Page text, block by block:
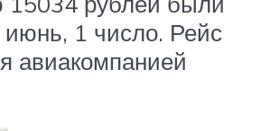
1 число. Рейс
авиакомпанией